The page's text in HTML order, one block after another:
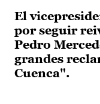
El
por seguir
Pedro
grandes
Cuenca".